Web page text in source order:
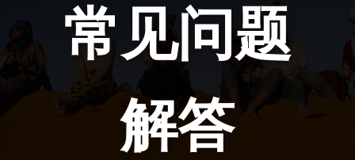
常见问题
解答